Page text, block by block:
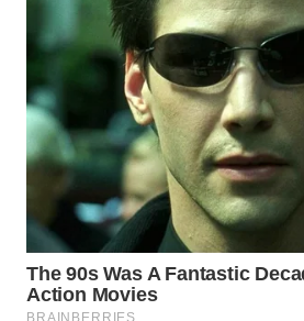
WN
KEPULAUAN
WN
TANGERANG
WN
BINJAI